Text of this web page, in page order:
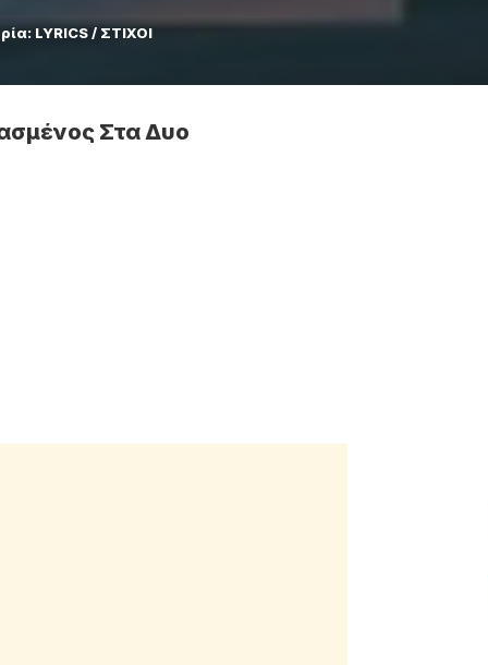
LYRICS / ΣΤΙΧΟΙ
Στα Δυο